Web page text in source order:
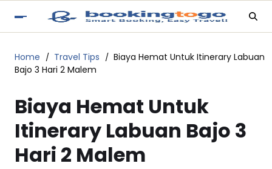
Home Travel Tips
Biaya Hemat Untuk Itinerary Labuan
Bajo 3 Hari 2 Malem
Biaya Hemat Untuk
Itinerary Labuan Bajo 3
Hari 2 Malem